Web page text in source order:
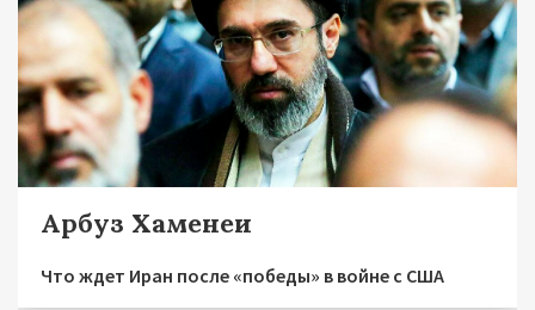
Арбуз Хаменеи
Что ждет Иран после «победы» в войне с США